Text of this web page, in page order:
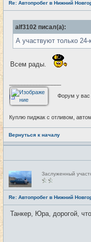
е
т
Re: Автопробег в Нижний
alf3102 писал(а):
А участвуют только
Всем рады.
Форум у вас
Куплю пиджак с отливом,
Вернуться к началу
Н
е
в
с
е
Заслуженный
Re: Автопробег в Нижний
Танкер, Юра, дорогой,